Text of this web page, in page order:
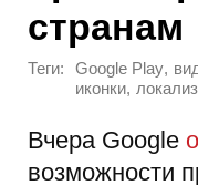
странам
Теги: Google Play,
иконки,
Вчера Google
возможности